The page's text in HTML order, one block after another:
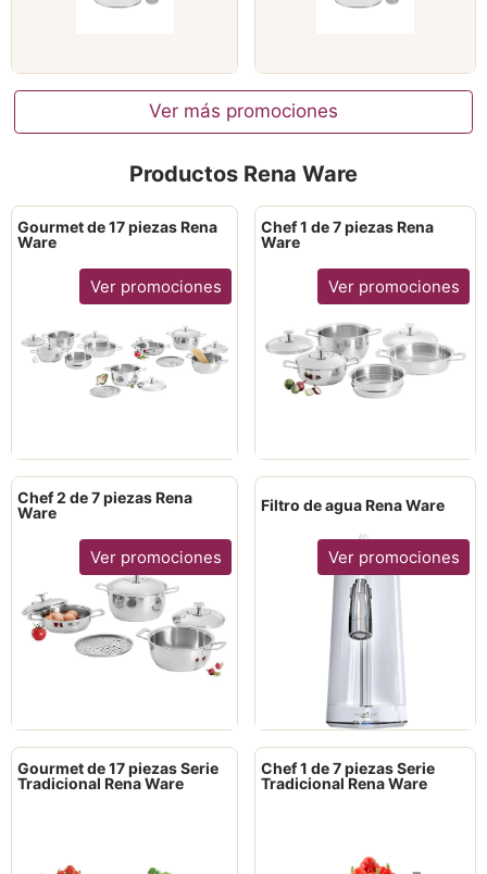
Ver más promociones
Productos Rena Ware
Gourmet de 17 piezas Rena
Ware
Ver promociones
Chef 1 de 7 piezas Rena
Ware
Ver promociones
Chef 2 de 7 piezas Rena
Ware
Ver promociones
Filtro de agua Rena Ware
Ver promociones
Gourmet de 17 piezas Serie
Tradicional Rena Ware
Chef 1 de 7 piezas Serie
Tradicional Rena Ware